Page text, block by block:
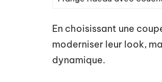
En choisissant une
moderniser leur look,
dynamique.